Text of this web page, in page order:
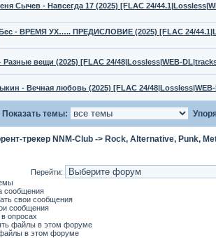
Сычев - Навсегда 17 (2025) [FLAC 24/
- ВРЕМЯ УХ….. ПРЕДИСЛОВИЕ (2025) [FLAC 24/
Разные вещи (2025) [FLAC 24/48|Lossless|WEB-
- Вечная любовь (2025) [FLAC 24/
Показать темы:
трекер NNM-Club -> Rock, Alternative, Punk,
Перейти:
сообщения
свои сообщения
сообщения
в опросах
файлы в этом форуме
в этом форуме